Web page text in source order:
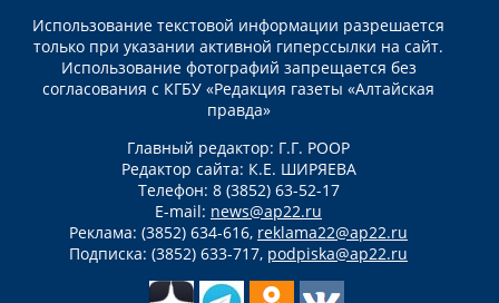
Использование текстовой информации разрешается
только при указании активной гиперссылки на сайт.
Использование фотографий запрещается без
согласования с КГБУ «Редакция газеты «Алтайская
правда»
Главный редактор: Г.Г. РООР
Редактор сайта: К.Е. ШИРЯЕВА
Телефон: 8 (3852) 63-52-17
E-mail: news@ap22.ru
Реклама: (3852) 634-616, reklama22@ap22.ru
Подписка: (3852) 633-717, podpiska@ap22.ru